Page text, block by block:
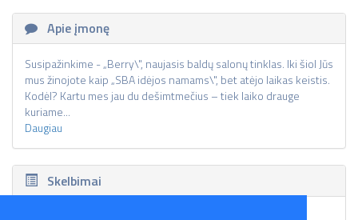
Apie įmonę
Susipažinkime - „Berry\", naujasis baldų salonų tinklas. Iki šiol Jūs
mus žinojote kaip „SBA idėjos namams\", bet atėjo laikas keistis.
Kodėl? Kartu mes jau du dešimtmečius – tiek laiko drauge
kuriame...
Daugiau
Skelbimai